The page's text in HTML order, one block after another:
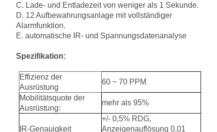
C. Lade- und Entladezeit von weniger als 1 Sekunde.
D. 12 Aufbewahrungsanlage mit vollständiger
Alarmfunktion.
E. automatische IR- und Spannungsdatenanalyse
Spezifikation:
Effizienz der
Ausrüstung
60 ~ 70 PPM
Mobilitätsquote der
Ausrüstung:
mehr als 95%
IR-Genauigkeit
+/- 0,5% RDG,
Anzeigenauflösung 0,01